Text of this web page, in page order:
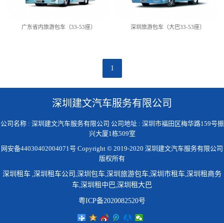
广东省内旅游包车（33-53座） 深圳旅游包车（大巴33-53座）
1
深圳建文汽车服务有限公司
公司名称 : 深圳建文汽车服务有限公司 公司地址 : 深圳市福田区梅华路159号振
兴大厦1栋509室
网安备44030402004071号 Copyright © 2019-2020 深圳建文汽车服务有限公司
版权所有
深圳租车 ,深圳租车公司 ,深圳包车,深圳旅游包车,深圳市租车,深圳租商务
车,深圳租中巴,深圳租大巴
粤ICP备2020082520号